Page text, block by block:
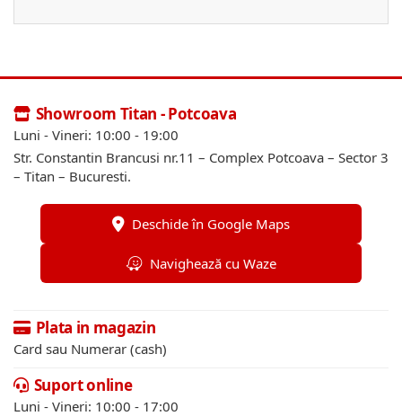
Showroom Titan - Potcoava
Luni - Vineri: 10:00 - 19:00
Str. Constantin Brancusi nr.11 – Complex Potcoava – Sector 3
– Titan – Bucuresti.
Deschide în Google Maps
Navighează cu Waze
Plata in magazin
Card sau Numerar (cash)
Suport online
Luni - Vineri: 10:00 - 17:00